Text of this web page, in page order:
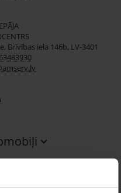
Brīvības iela 146b, LV-3401